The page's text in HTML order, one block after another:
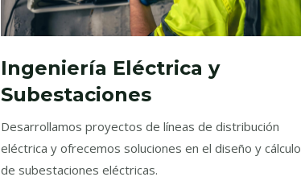
Ingeniería Eléctrica y
Subestaciones
Desarrollamos proyectos de líneas de distribución
eléctrica y ofrecemos soluciones en el diseño y cálculo
de subestaciones eléctricas.